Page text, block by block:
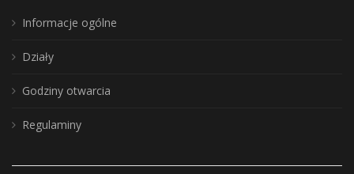
Informacje ogólne
Działy
Godziny otwarcia
Regulaminy